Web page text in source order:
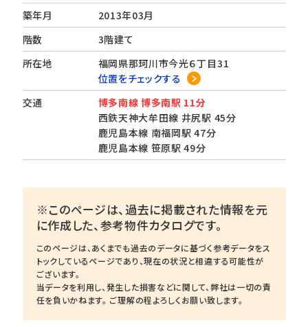
築年月
2013年03月
階数
3階建て
所在地
福岡県那珂川市今光６丁目31
位置をチェックする
交通
博多南線 博多南駅 11分
西鉄天神大牟田線 井尻駅 45分
鹿児島本線 南福岡駅 47分
鹿児島本線 笹原駅 49分
※このページは、過去に掲載された情報を元
に作成した、参考物件カタログです。
このページは、あくまでも過去のデータに基づく参考データをス
トックしているページであり、現在の状況と相違する可能性が
ございます。
当データを利用し、発生した損害などに関して、弊社は一切の責
任を負いかねます。 ご理解の程よろしくお願い致します。